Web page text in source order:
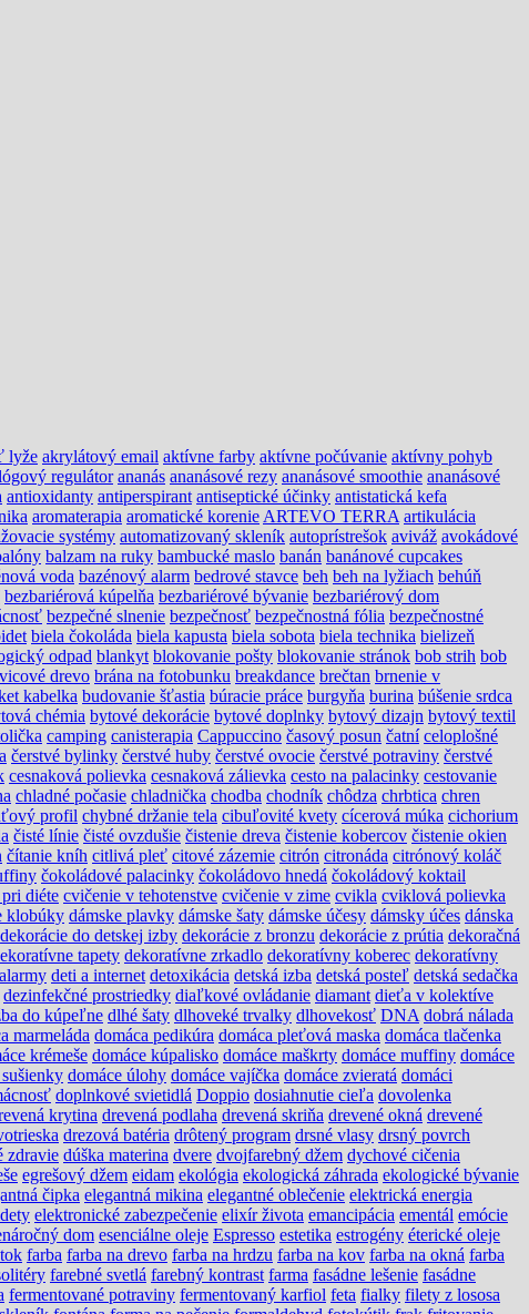
lyže akrylátový email aktívne farby aktívne počúvanie aktívny pohyb
regulátor ananás ananásové rezy ananásové smoothie ananásové
antioxidanty antiperspirant antiseptické účinky antistatická kefa
aromaterapia aromatické korenie ARTEVO TERRA artikulácia
systémy automatizovaný skleník autoprístrešok aviváž avokádové
balzam na ruky bambucké maslo banán banánové cupcakes
voda bazénový alarm bedrové stavce beh beh na lyžiach behúň
bezbariérová kúpelňa bezbariérové bývanie bezbariérový dom
bezpečné slnenie bezpečnosť bezpečnostná fólia bezpečnostné
biela čokoláda biela kapusta biela sobota biela technika bielizeň
odpad blankyt blokovanie pošty blokovanie stránok bob strih bob
drevo brána na fotobunku breakdance brečtan brnenie v
kabelka budovanie šťastia búracie práce burgyňa burina búšenie srdca
chémia bytové dekorácie bytové doplnky bytový dizajn bytový textil
camping canisterapia Cappuccino časový posun čatní celoplošné
čerstvé bylinky čerstvé huby čerstvé ovocie čerstvé potraviny čerstvé
cesnaková polievka cesnaková zálievka cesto na palacinky cestovanie
chladné počasie chladnička chodba chodník chôdza chrbtica chren
profil chybné držanie tela cibuľovité kvety cícerová múka cichorium
čisté línie čisté ovzdušie čistenie dreva čistenie kobercov čistenie okien
čítanie kníh citlivá pleť citové zázemie citrón citronáda citrónový koláč
čokoládové palacinky čokoládovo hnedá čokoládový koktail
diéte cvičenie v tehotenstve cvičenie v zime cvikla cviklová polievka
klobúky dámske plavky dámske šaty dámske účesy dámsky účes dánska
dekorácie do detskej izby dekorácie z bronzu dekorácie z prútia dekoračná
tapety dekoratívne zrkadlo dekoratívny koberec dekoratívny
deti a internet detoxikácia detská izba detská posteľ detská sedačka
dezinfekčné prostriedky diaľkové ovládanie diamant dieťa v kolektíve
do kúpeľne dlhé šaty dlhoveké trvalky dlhovekosť DNA dobrá nálada
marmeláda domáca pedikúra domáca pleťová maska domáca tlačenka
krémeše domáce kúpalisko domáce maškrty domáce muffiny domáce
domáce úlohy domáce vajíčka domáce zvieratá domáci
doplnkové svietidlá Doppio dosiahnutie cieľa dovolenka
krytina drevená podlaha drevená skriňa drevené okná drevené
drezová batéria drôtený program drsné vlasy drsný povrch
zdravie dúška materina dvere dvojfarebný džem dychové cičenia
egrešový džem eidam ekológia ekologická záhrada ekologické bývanie
čipka elegantná mikina elegantné oblečenie elektrická energia
elektronické zabezpečenie elixír života emancipácia ementál emócie
dom esenciálne oleje Espresso estetika estrogény éterické oleje
farba farba na drevo farba na hrdzu farba na kov farba na okná farba
farebné svetlá farebný kontrast farma fasádne lešenie fasádne
fermentované potraviny fermentovaný karfiol feta fialky filety z lososa